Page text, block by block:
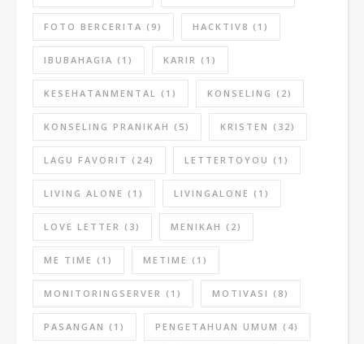
FOTO BERCERITA (9) HACKTIV8 (1)
IBUBAHAGIA (1) KARIR (1)
KESEHATANMENTAL (1) KONSELING (2)
KONSELING PRANIKAH (5) KRISTEN (32)
LAGU FAVORIT (24) LETTERTOYOU (1)
LIVING ALONE (1) LIVINGALONE (1)
LOVE LETTER (3) MENIKAH (2)
ME TIME (1) METIME (1)
MONITORINGSERVER (1) MOTIVASI (8)
PASANGAN (1) PENGETAHUAN UMUM (4)